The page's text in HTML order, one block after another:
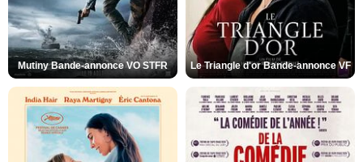
Mutiny Bande-annonce VO STFR Le Triangle d'or Bande-annonce VF